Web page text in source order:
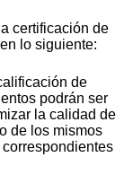
certificación de
lo siguiente:
de
podrán ser
la calidad de
de los mismos